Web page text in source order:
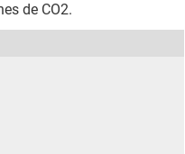
de CO2.